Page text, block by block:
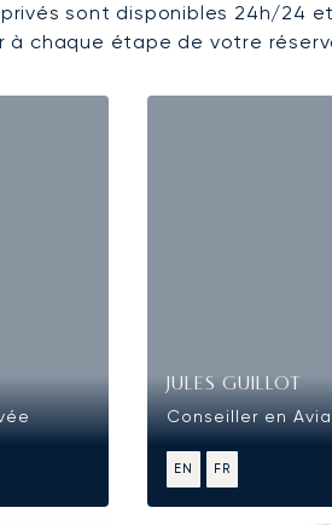
sont disponibles 24h/24
à chaque étape de votre
JULES GUILLOT
Conseiller en
EN FR